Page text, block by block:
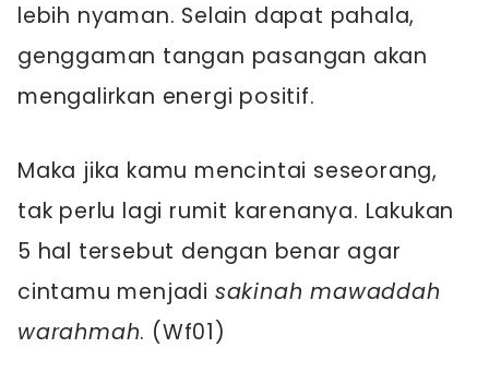
lebih nyaman. Selain dapat pahala,
genggaman tangan pasangan akan
mengalirkan energi positif.
Maka jika kamu mencintai seseorang,
tak perlu lagi rumit karenanya. Lakukan
5 hal tersebut dengan benar agar
cintamu menjadi sakinah mawaddah
warahmah. (Wf01)